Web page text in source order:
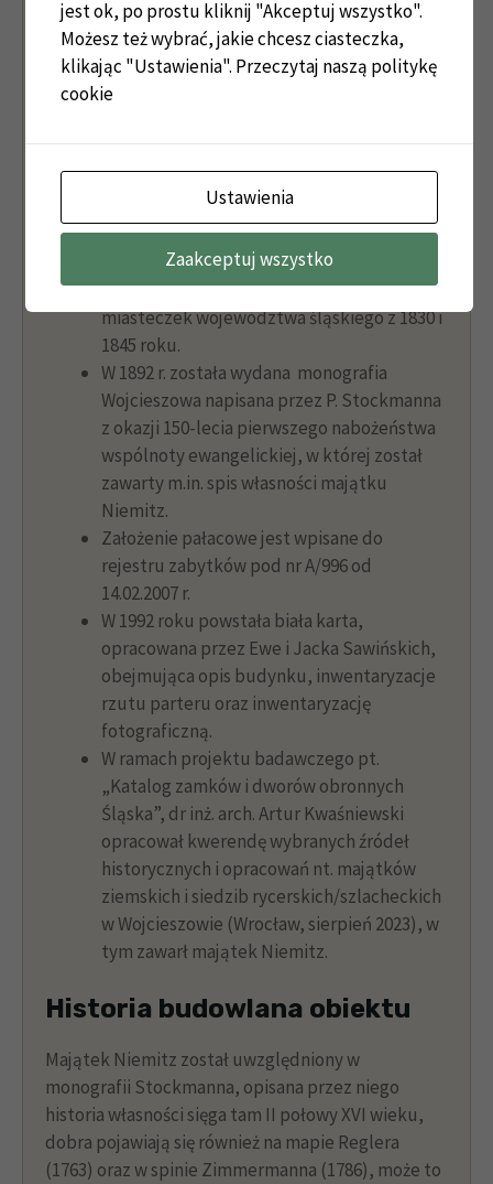
Stan badań
W części szóstej spisu F. A. Zimmermanna z
1786 r. podzielił on miasto na Ober- ,
pałac przy ulicy B. Chrobrego 167 jest
nazwany „Niemitz” i opisany jako
składający się z:1 folwarku, 3 rolników, 20
ogrodników, 11 gospodyń domowych.
Posiadłość widnieje w sporządzonej przez
J. G. Knie inwentaryzacji wsi, osad,
miasteczek województwa śląskiego z 1830 i
1845 roku.
W 1892 r. została wydana monografia
Wojcieszowa napisana przez P. Stockmanna
z okazji 150-lecia pierwszego nabożeństwa
wspólnoty ewangelickiej, w której został
zawarty m.in. spis własności majątku
Niemitz.
Założenie pałacowe jest wpisane do
rejestru zabytków pod nr A/996 od
14.02.2007 r.
W 1992 roku powstała biała karta,
opracowana przez Ewe i Jacka Sawińskich,
obejmująca opis budynku, inwentaryzacje
rzutu parteru oraz inwentaryzację
fotograficzną.
W ramach projektu badawczego pt.
„Katalog zamków i dworów obronnych
Śląska”, dr inż. arch. Artur Kwaśniewski
opracował kwerendę wybranych źródeł
historycznych i opracowań nt. majątków
ziemskich i siedzib rycerskich/szlacheckich
w Wojcieszowie (Wrocław, sierpień 2023), w
tym zawarł majątek Niemitz.
Historia budowlana obiektu
Majątek Niemitz został uwzględniony w
monografii Stockmanna, opisana przez niego
historia własności sięga tam II połowy XVI wieku,
dobra pojawiają się również na mapie Reglera
(1763) oraz w spinie Zimmermanna (1786), może to
jest ok, po prostu kliknij "Akceptuj wszystko".
Możesz też wybrać, jakie chcesz ciasteczka,
klikając "Ustawienia". Przeczytaj naszą politykę
cookie
Ustawienia
Zaakceptuj wszystko